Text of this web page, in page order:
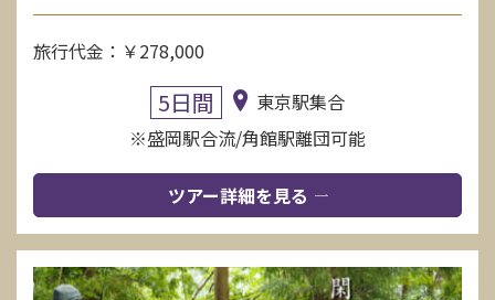
旅行代金：￥278,000
5日間
東京駅集合
※盛岡駅合流/角館駅離団可能
ツアー詳細を見る